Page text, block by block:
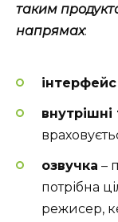
таким
напрямах:
інтерфейс
внутрішні
озвучка –
потрібна
режисер,